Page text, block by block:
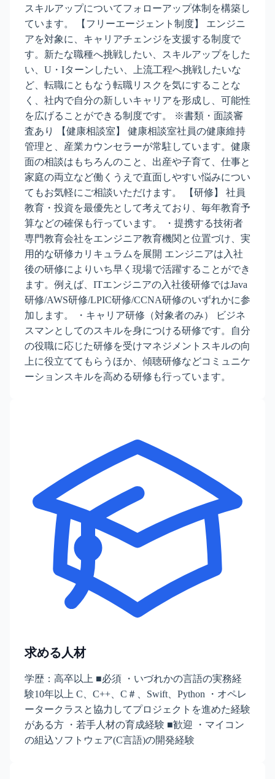
スキルアップについてフォローアップ体制を構築し
ています。 【フリーエージェント制度】 エンジニ
アを対象に、キャリアチェンジを支援する制度で
す。新たな職種へ挑戦したい、スキルアップをした
い、U・Iターンしたい、上流工程へ挑戦したいな
ど、転職にともなう転職リスクを気にすることな
く、社内で自分の新しいキャリアを形成し、可能性
を広げることができる制度です。 ※書類・面談審
査あり 【健康相談室】 健康相談室社員の健康維持
管理と、産業カウンセラーが常駐しています。健康
面の相談はもちろんのこと、出産や子育て、仕事と
家庭の両立など働くうえで直面しやすい悩みについ
てもお気軽にご相談いただけます。 【研修】 社員
教育・投資を最優先として考えており、毎年教育予
算などの確保も行っています。 ・提携する技術者
専門教育会社をエンジニア教育機関と位置づけ、実
用的な研修カリキュラムを展開 エンジニアは入社
後の研修によりいち早く現場で活躍することができ
ます。例えば、ITエンジニアの入社後研修ではJava
研修/AWS研修/LPIC研修/CCNA研修のいずれかに参
加します。 ・キャリア研修（対象者のみ） ビジネ
スマンとしてのスキルを身につける研修です。自分
の役職に応じた研修を受けマネジメントスキルの向
上に役立ててもらうほか、傾聴研修などコミュニケ
ーションスキルを高める研修も行っています。
求める人材
学歴：高卒以上 ■必須 ・いづれかの言語の実務経
験10年以上 C、C++、C＃、Swift、Python ・オペレ
ータークラスと協力してプロジェクトを進めた経験
がある方 ・若手人材の育成経験 ■歓迎 ・マイコン
の組込ソフトウェア(C言語)の開発経験